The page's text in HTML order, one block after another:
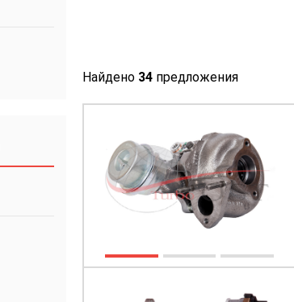
Найдено 34 предложения